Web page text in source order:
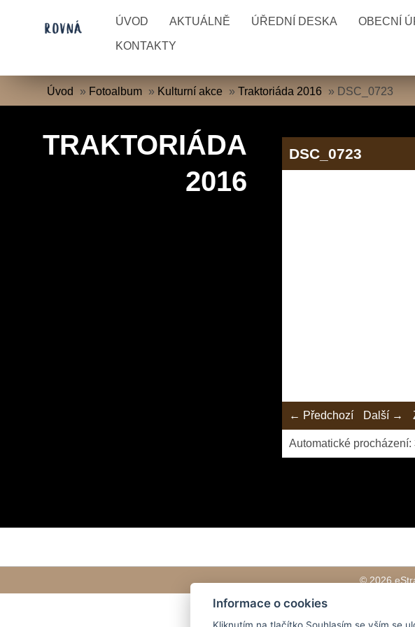
ÚVOD AKTUÁLNĚ ÚŘEDNÍ DESKA OBECNÍ
KONTAKTY
Úvod » Fotoalbum » Kulturní akce »Traktoriáda 2016 » DSC_0723
TRAKTORIÁDA
2016
DSC_0723
← Předchozí Další →
Automatické procházení:
© 2026
Informace o cookies